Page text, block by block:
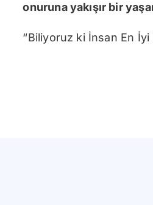
onuruna yakışır bir
“Biliyoruz ki İnsan En